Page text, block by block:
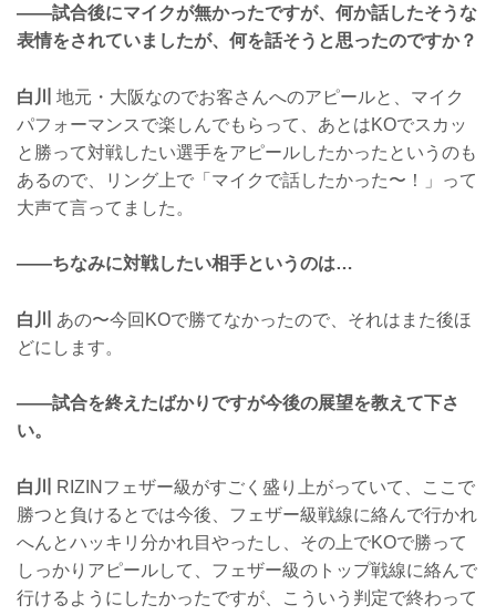
——試合後にマイクが無かったですが、何か話したそうな
表情をされていましたが、何を話そうと思ったのですか？
白川
地元・大阪なのでお客さんへのアピールと、マイク
パフォーマンスで楽しんでもらって、あとはKOでスカッ
と勝って対戦したい選手をアピールしたかったというのも
あるので、リング上で「マイクで話したかった〜！」って
大声て言ってました。
——ちなみに対戦したい相手というのは…
白川
あの〜今回KOで勝てなかったので、それはまた後ほ
どにします。
——試合を終えたばかりですが今後の展望を教えて下さ
い。
白川
RIZINフェザー級がすごく盛り上がっていて、ここで
勝つと負けるとでは今後、フェザー級戦線に絡んで行かれ
へんとハッキリ分かれ目やったし、その上でKOで勝って
しっかりアピールして、フェザー級のトップ戦線に絡んで
行けるようにしたかったですが、こういう判定で終わって